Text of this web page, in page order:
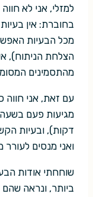
למזלי, אני לא
בחוברת: אין
מכל הבעיות
הצלחת הניתוח),
מהתסמינים
עם זאת, אני חווה
מגיעות פעם
דקות), ובעיות
ואני מנסים
שוחחתי אודות
ביותר, ונראה